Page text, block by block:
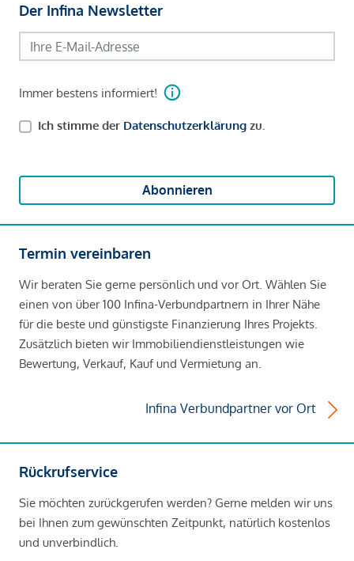
Der Infina Newsletter
Immer bestens informiert!
Ich stimme der Datenschutzerklärung zu.
Abonnieren
Termin vereinbaren
Wir beraten Sie gerne persönlich und vor Ort. Wählen Sie
einen von über 100 Infina-Verbundpartnern in Ihrer Nähe
für die beste und günstigste Finanzierung Ihres Projekts.
Zusätzlich bieten wir Immobiliendienstleistungen wie
Bewertung, Verkauf, Kauf und Vermietung an.
Infina Verbundpartner vor Ort
Rückrufservice
Sie möchten zurückgerufen werden? Gerne melden wir uns
bei Ihnen zum gewünschten Zeitpunkt, natürlich kostenlos
und unverbindlich.